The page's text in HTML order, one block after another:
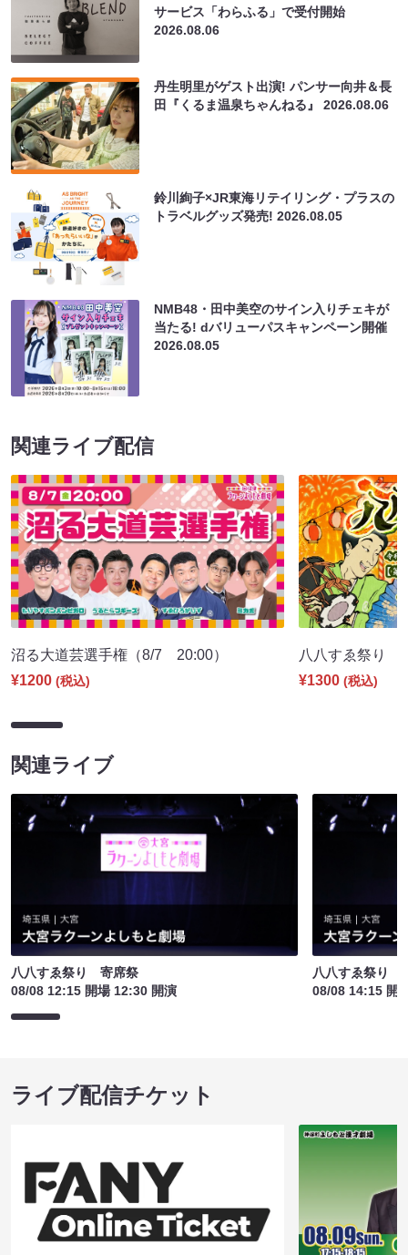
サービス「わらふる」で受付開始
2026.08.06
丹生明里がゲスト出演! パンサー向井＆長
田『くるま温泉ちゃんねる』2026.08.06
鈴川絢子×JR東海リテイリング・プラスの
トラベルグッズ発売!2026.08.05
NMB48・田中美空のサイン入りチェキが
当たる! dバリューパスキャンペーン開催
2026.08.05
関連ライブ配信
沼る大道芸選手権（8/7 20:00）
¥1200 (税込)
八八すゑ祭り
¥1300 (税込)
関連ライブ
八八すゑ祭り 寄席祭
08/08 12:15 開場 12:30 開演
八八すゑ祭り
08/08 14:15 開
ライブ配信チケット